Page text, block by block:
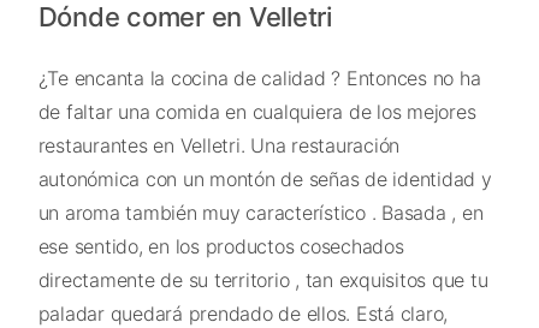
Dónde comer en Velletri
¿Te encanta la cocina de calidad ? Entonces no ha
de faltar una comida en cualquiera de los mejores
restaurantes en Velletri. Una restauración
autonómica con un montón de señas de identidad y
un aroma también muy característico . Basada , en
ese sentido, en los productos cosechados
directamente de su territorio , tan exquisitos que tu
paladar quedará prendado de ellos. Está claro,